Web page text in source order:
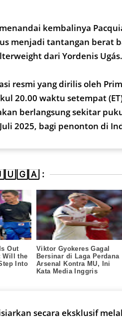
kembalinya
menjadi tantangan berat
dari Yordenis Ugás.
resmi yang dirilis oleh
20.00 waktu setempat
berlangsung sekitar
2025, bagi penonton di
:
Out
Will the
Into
Viktor Gyokeres Gagal
Bersinar di Laga Perdana
Arsenal Kontra MU, Ini
Kata Media Inggris
secara eksklusif